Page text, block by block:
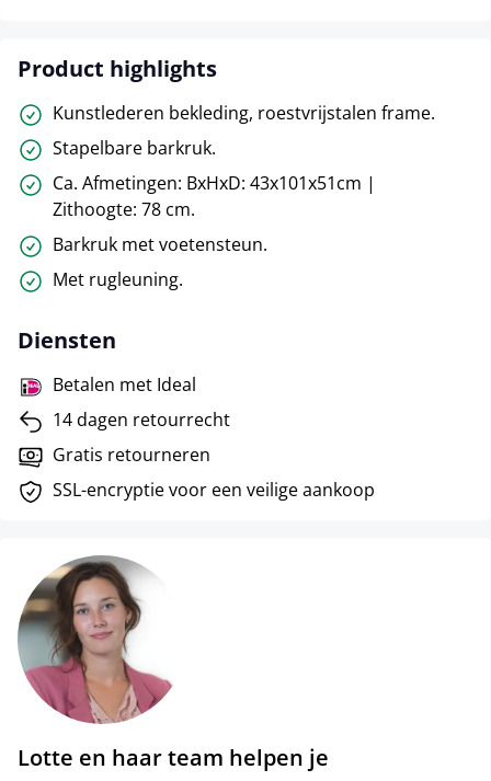
Product highlights
Kunstlederen bekleding, roestvrijstalen frame.
Stapelbare barkruk.
Ca. Afmetingen: BxHxD: 43x101x51cm |
Zithoogte: 78 cm.
Barkruk met voetensteun.
Met rugleuning.
Diensten
Betalen met Ideal
14 dagen retourrecht
Gratis retourneren
SSL-encryptie voor een veilige aankoop
Lotte en haar team helpen je